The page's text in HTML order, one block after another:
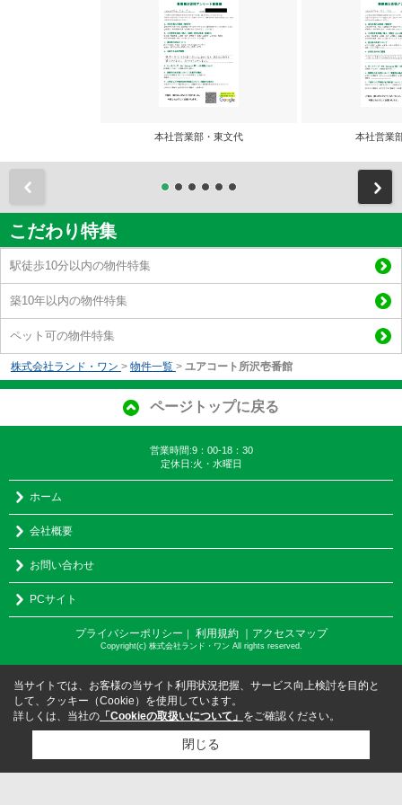
本社営業部・東文代 本社営業
こだわり特集
駅徒歩10分以内の物件特集
築10年以内の物件特集
ペット可の物件特集
株式会社ランド・ワン > 物件一覧 > ユアコート所沢壱番館
ページトップに戻る
営業時間:9：00-18：30
定休日:火・水曜日
ホーム
会社概要
お問い合わせ
PCサイト
プライバシーポリシー ｜ 利用規約 ｜アクセスマップ
Copyright(c) 株式会社ランド・ワン All rights reserved.
当サイトでは、お客様の当サイト利用状況把握、サービス向上検討を目的と
して、クッキー（Cookie）を使用しています。
詳しくは、当社の 「Cookieの取扱いについて」 をご確認ください。
閉じる